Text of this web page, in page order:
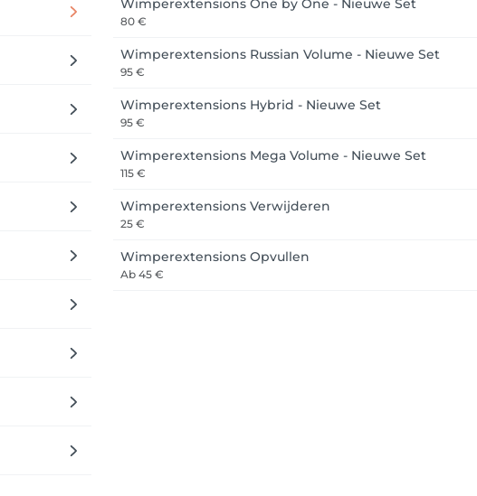
Wimperextensions One by One - Nieuwe Set
80 €
Wimperextensions Russian Volume - Nieuwe Set
95 €
Wimperextensions Hybrid - Nieuwe Set
95 €
Wimperextensions Mega Volume - Nieuwe Set
115 €
Wimperextensions Verwijderen
25 €
Wimperextensions Opvullen
Ab 45 €